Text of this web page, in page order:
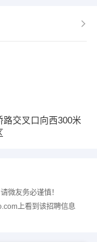
交叉口向西300米
微友务必谨慎！
上看到该招聘信息